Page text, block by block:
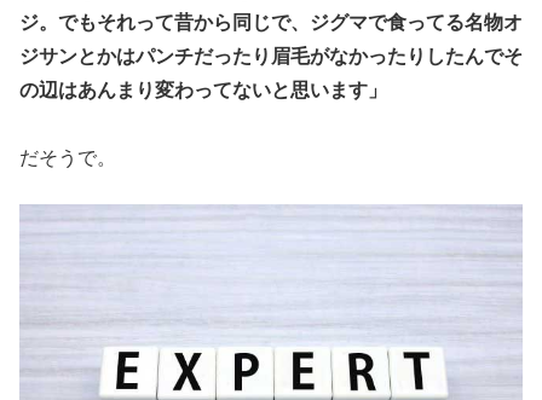
ジ。でもそれって昔から同 じで、ジグマで食ってる名物オ
ジサンとかはパンチだったり眉毛がなかったりしたんでそ
の辺はあんまり変わってないと思います」
だそうで。